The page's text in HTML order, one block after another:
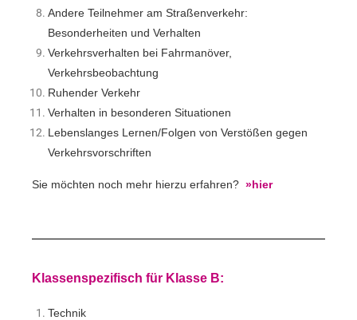
Andere Teilnehmer am Straßenverkehr:
Besonderheiten und Verhalten
Verkehrsverhalten bei Fahrmanöver,
Verkehrsbeobachtung
Ruhender Verkehr
Verhalten in besonderen Situationen
Lebenslanges Lernen/Folgen von Verstößen gegen
Verkehrsvorschriften
Sie möchten noch mehr hierzu erfahren? »hier
Klassenspezifisch für Klasse B:
Technik